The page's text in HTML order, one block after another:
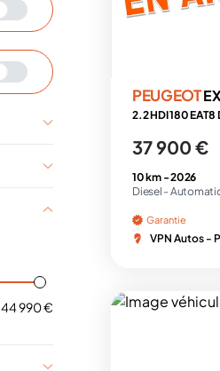
44 990 €
PEUGEOT
37 900 €
10 km -2026
Diesel -
Garantie
VPN Autos -